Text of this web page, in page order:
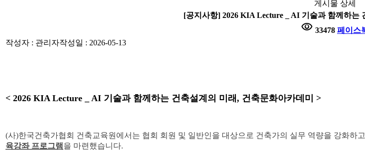
게시물 상세
[공지사항] 2026 KIA Lecture _ AI 기술과 함께하는
visibility 33478 페이스
작성자 : 관리자작성일 : 2026-05-13
< 2026 KIA Lecture _ AI 기술과 함께하는 건축설계의 미래, 건축문화아카데미 >
(사)한국건축가협회 건축교육원에서는 협회 회원 및 일반인을 대상으로 건축가의 실무 역량을 강화하
육강좌 프로그램 을 마련했습니다.